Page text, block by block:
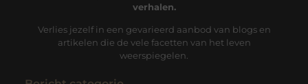
verhalen.
Verlies jezelf in een gevarieerd aanbod van blogs en
artikelen die de vele facetten van het leven
weerspiegelen.